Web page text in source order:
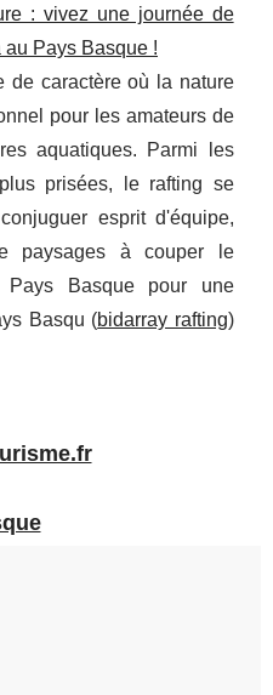
: vivez une journée de
Pays Basque !
de caractère où la nature
pour les amateurs de
aquatiques. Parmi les
prisées, le rafting se
esprit d'équipe,
paysages à couper le
Pays Basque pour une
Basqu (bidarray rafting)